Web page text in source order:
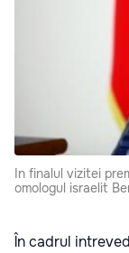
In finalul vizitei
omologul israelit
În cadrul